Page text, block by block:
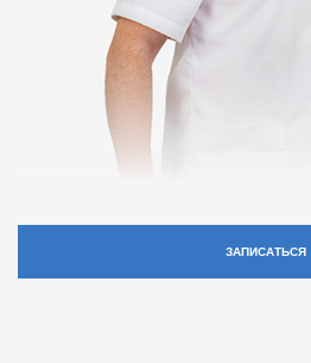
ЗАПИСАТЬСЯ